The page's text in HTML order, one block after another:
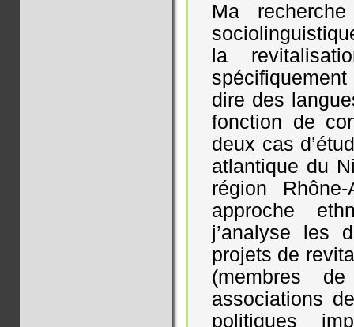
Ma
la
dire des
fonction de
deux cas
atlantique du
région
approche
j’analyse les
projets de
(membres
associations
politiques